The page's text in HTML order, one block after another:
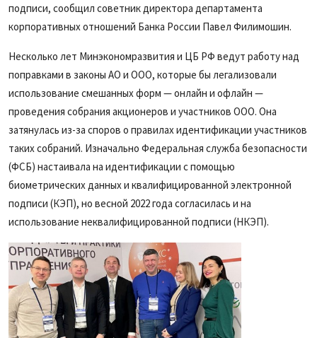
подписи, сообщил советник директора департамента
корпоративных отношений Банка России Павел Филимошин.
Несколько лет Минэкономразвития и ЦБ РФ ведут работу над
поправками в законы АО и ООО, которые бы легализовали
использование смешанных форм — онлайн и офлайн —
проведения собрания акционеров и участников ООО. Она
затянулась из-за споров о правилах идентификации участников
таких собраний. Изначально Федеральная служба безопасности
(ФСБ) настаивала на идентификации с помощью
биометрических данных и квалифицированной электронной
подписи (КЭП), но весной 2022 года согласилась и на
использование неквалифицированной подписи (НКЭП).